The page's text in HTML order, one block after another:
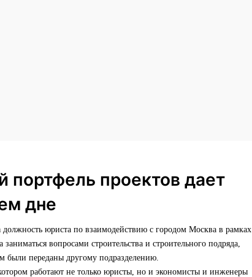
портфель проектов дает
дне
юриста по взаимодействию с городом Москва в рамках
вопросами строительства и строительного подряда,
были переданы другому подразделению.
работают не только юристы, но и экономисты и инженеры